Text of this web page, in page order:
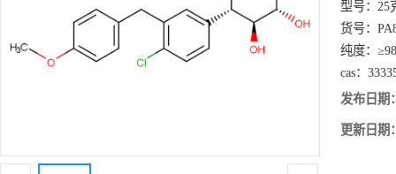
型号： 25
货号：
纯度：
cas：
发布日期
更新日期